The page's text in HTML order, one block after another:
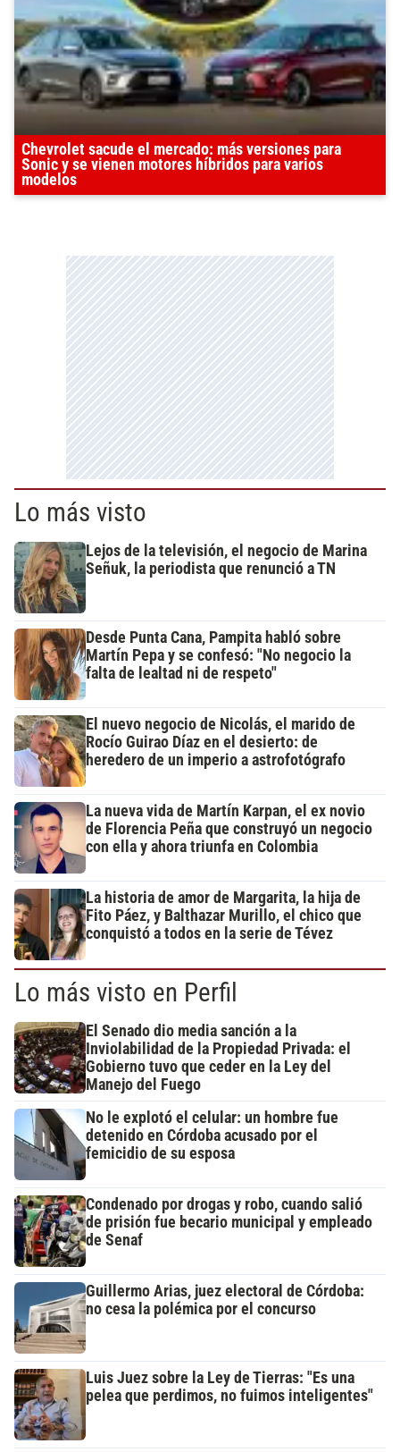
Chevrolet sacude el mercado: más versiones para
Sonic y se vienen motores híbridos para varios
modelos
Lo más visto
Lejos de la televisión, el negocio de Marina
Señuk, la periodista que renunció a TN
Desde Punta Cana, Pampita habló sobre
Martín Pepa y se confesó: "No negocio la
falta de lealtad ni de respeto"
El nuevo negocio de Nicolás, el marido de
Rocío Guirao Díaz en el desierto: de
heredero de un imperio a astrofotógrafo
La nueva vida de Martín Karpan, el ex novio
de Florencia Peña que construyó un negocio
con ella y ahora triunfa en Colombia
La historia de amor de Margarita, la hija de
Fito Páez, y Balthazar Murillo, el chico que
conquistó a todos en la serie de Tévez
Lo más visto en Perfil
El Senado dio media sanción a la
Inviolabilidad de la Propiedad Privada: el
Gobierno tuvo que ceder en la Ley del
Manejo del Fuego
No le explotó el celular: un hombre fue
detenido en Córdoba acusado por el
femicidio de su esposa
Condenado por drogas y robo, cuando salió
de prisión fue becario municipal y empleado
de Senaf
Guillermo Arias, juez electoral de Córdoba:
no cesa la polémica por el concurso
Luis Juez sobre la Ley de Tierras: "Es una
pelea que perdimos, no fuimos inteligentes"